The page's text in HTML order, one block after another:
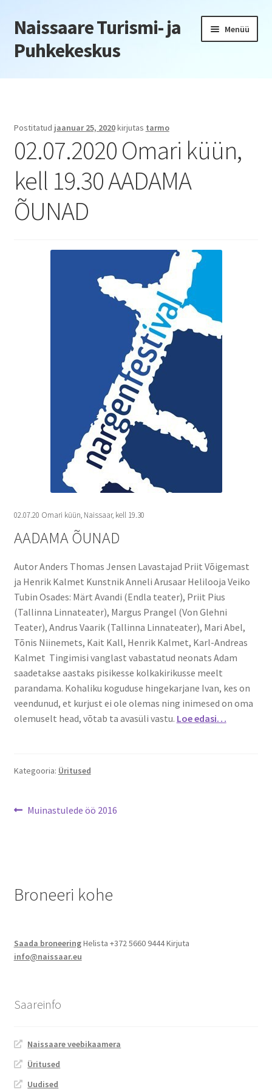
Liigu
navigeerimisele
Liigu
sisu
juurde
Naissaare Turismi- ja
Puhkekeskus
Menüü
Esileht
Jõulupeod
Kliendiüritus
Konverentsid
Ürituste korraldamine
Hea teada
TRANSPORT NAISSAARELE
Kontakt
Broneeri
Majutus
Glämping
Vagunelamu
Metsamaja
Saun kaminaruumiga
Tegevused
Dresiinisõidud
Postitatud jaanuar 25, 2020kirjutas tarmo
02.07.2020 Omari küün,
kell 19.30 AADAMA
ÕUNAD
02.07.20 Omari küün, Naissaar, kell 19.30
AADAMA ÕUNAD
Autor Anders Thomas Jensen Lavastajad Priit Võigemast
ja Henrik Kalmet Kunstnik Anneli Arusaar Helilooja Veiko
Tubin Osades: Märt Avandi (Endla teater), Priit Pius
(Tallinna Linnateater), Margus Prangel (Von Glehni
Teater), Andrus Vaarik (Tallinna Linnateater), Mari Abel,
Tõnis Niinemets, Kait Kall, Henrik Kalmet, Karl-Andreas
Kalmet Tingimisi vanglast vabastatud neonats Adam
saadetakse aastaks pisikesse kolkakirikusse meelt
parandama. Kohaliku koguduse hingekarjane Ivan, kes on
veendunud, et kurjust ei ole olemas ning inimesed on oma
olemuselt head, võtab ta avasüli vastu. Loe edasi…
Kategooria: Üritused
Navigeerimine
Eelmine
Muinastulede öö 2016
Broneeri kohe
Saada broneeringHelista +372 5660 9444 Kirjuta
info@naissaar.eu
Saareinfo
Naissaare veebikaamera
Üritused
Uudised